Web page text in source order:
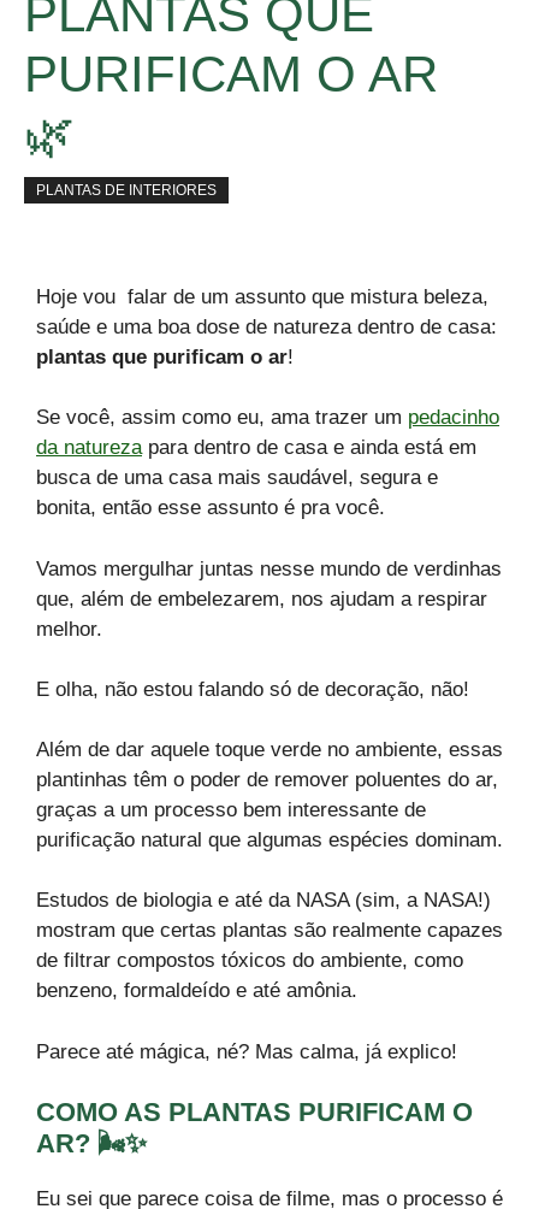
PLANTAS QUE
PURIFICAM O AR
🌿
PLANTAS DE INTERIORES
Hoje vou falar de um assunto que mistura beleza,
saúde e uma boa dose de natureza dentro de casa:
plantas que purificam o ar!
Se você, assim como eu, ama trazer um pedacinho
da naturezapara dentro de casa e ainda está em
busca de uma casa mais saudável, segura e
bonita, então esse assunto é pra você.
Vamos mergulhar juntas nesse mundo de verdinhas
que, além de embelezarem, nos ajudam a respirar
melhor.
E olha, não estou falando só de decoração, não!
Além de dar aquele toque verde no ambiente, essas
plantinhas têm o poder de remover poluentes do ar,
graças a um processo bem interessante de
purificação natural que algumas espécies dominam.
Estudos de biologia e até da NASA (sim, a NASA!)
mostram que certas plantas são realmente capazes
de filtrar compostos tóxicos do ambiente, como
benzeno, formaldeído e até amônia.
Parece até mágica, né? Mas calma, já explico!
COMO AS PLANTAS PURIFICAM O
AR? 🌬️✨
Eu sei que parece coisa de filme, mas o processo é